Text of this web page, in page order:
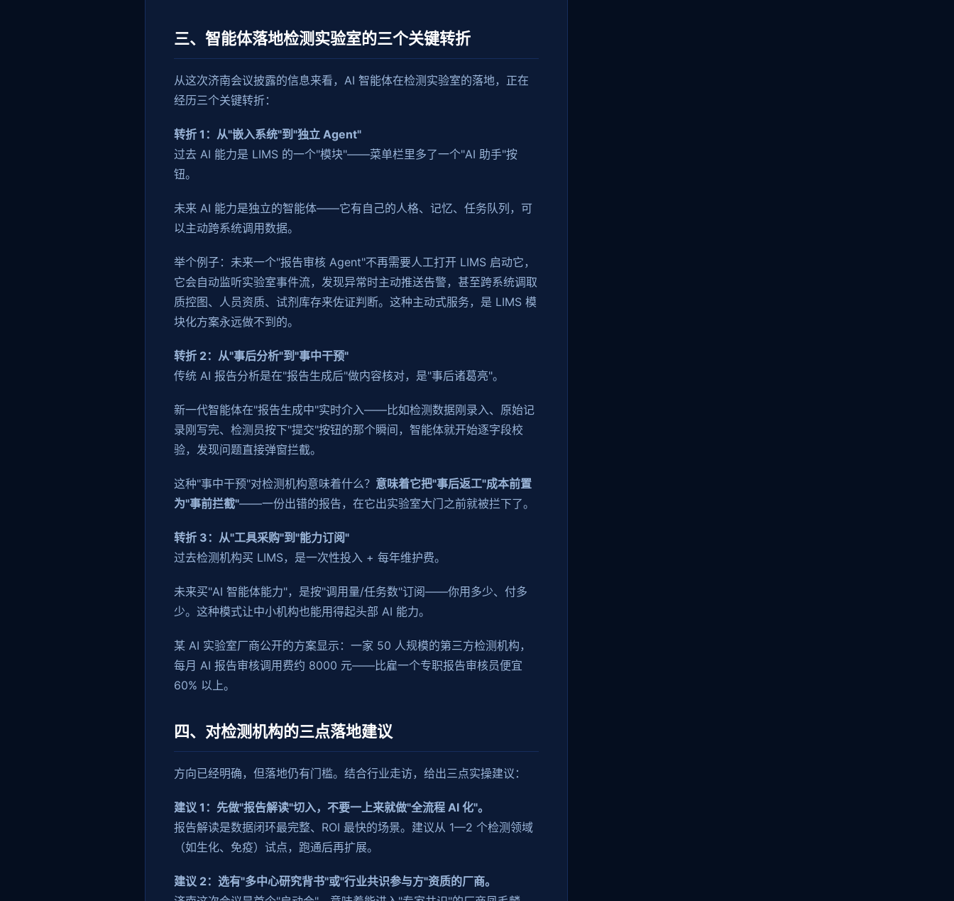
三、智能体落地检测实验室的三个关键转折
从这次济南会议披露的信息来看，AI 智能体在检测实验室的落地，正在
经历三个关键转折：
转折 1：从"嵌入系统"到"独立 Agent"
过去 AI 能力是 LIMS 的一个"模块"——菜单栏里多了一个"AI 助手"按
钮。
未来 AI 能力是独立的智能体——它有自己的人格、记忆、任务队列，可
以主动跨系统调用数据。
举个例子：未来一个"报告审核 Agent"不再需要人工打开 LIMS 启动它，
它会自动监听实验室事件流，发现异常时主动推送告警，甚至跨系统调取
质控图、人员资质、试剂库存来佐证判断。这种主动式服务，是 LIMS 模
块化方案永远做不到的。
转折 2：从"事后分析"到"事中干预"
传统 AI 报告分析是在"报告生成后"做内容核对，是"事后诸葛亮"。
新一代智能体在"报告生成中"实时介入——比如检测数据刚录入、原始记
录刚写完、检测员按下"提交"按钮的那个瞬间，智能体就开始逐字段校
验，发现问题直接弹窗拦截。
这种"事中干预"对检测机构意味着什么？ 意味着它把"事后返工"成本前置
为"事前拦截"——一份出错的报告，在它出实验室大门之前就被拦下了。
转折 3：从"工具采购"到"能力订阅"
过去检测机构买 LIMS，是一次性投入 + 每年维护费。
未来买"AI 智能体能力"，是按"调用量/任务数"订阅——你用多少、付多
少。这种模式让中小机构也能用得起头部 AI 能力。
某 AI 实验室厂商公开的方案显示：一家 50 人规模的第三方检测机构，
每月 AI 报告审核调用费约 8000 元——比雇一个专职报告审核员便宜
60% 以上。
四、对检测机构的三点落地建议
方向已经明确，但落地仍有门槛。结合行业走访，给出三点实操建议：
建议 1：先做"报告解读"切入，不要一上来就做"全流程 AI 化"。
报告解读是数据闭环最完整、ROI 最快的场景。建议从 1—2 个检测领域
（如生化、免疫）试点，跑通后再扩展。
建议 2：选有"多中心研究背书"或"行业共识参与方"资质的厂商。